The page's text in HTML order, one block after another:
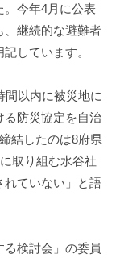
。今年4月に公表
、継続的な避難者
しています。
間以内に被災地に
る防災協定を自治
結したのは8府県
取り組む水谷社
れていない」と語
検討会」の委員